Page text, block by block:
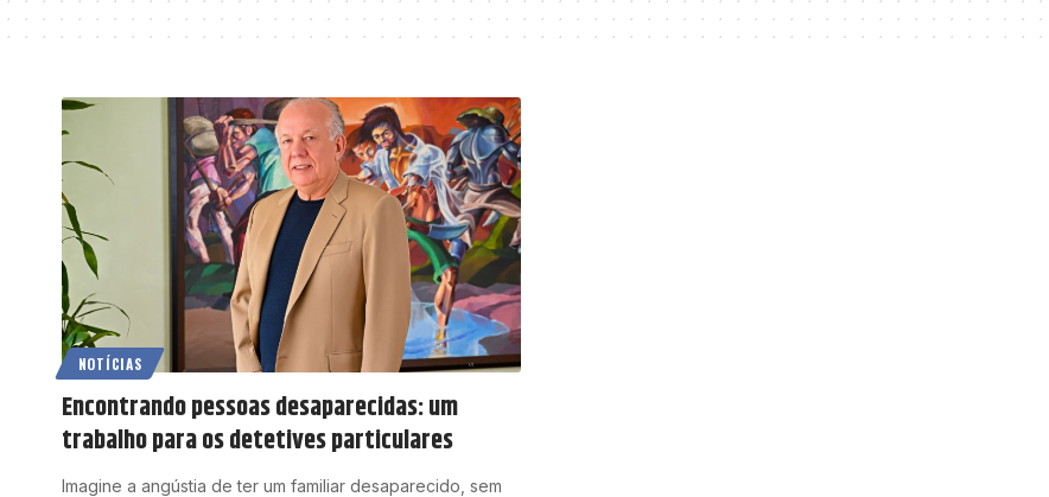
NOTÍCIAS
Encontrando pessoas desaparecidas: um
trabalho para os detetives particulares
Imagine a angústia de ter um familiar desaparecido, sem